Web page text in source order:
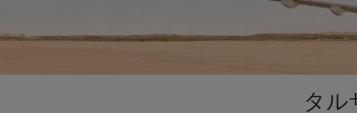
タル